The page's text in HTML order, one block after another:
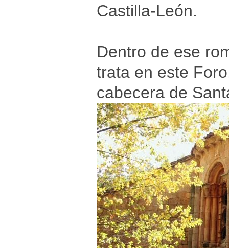
Castilla-León.
Dentro de ese
trata en este
cabecera de